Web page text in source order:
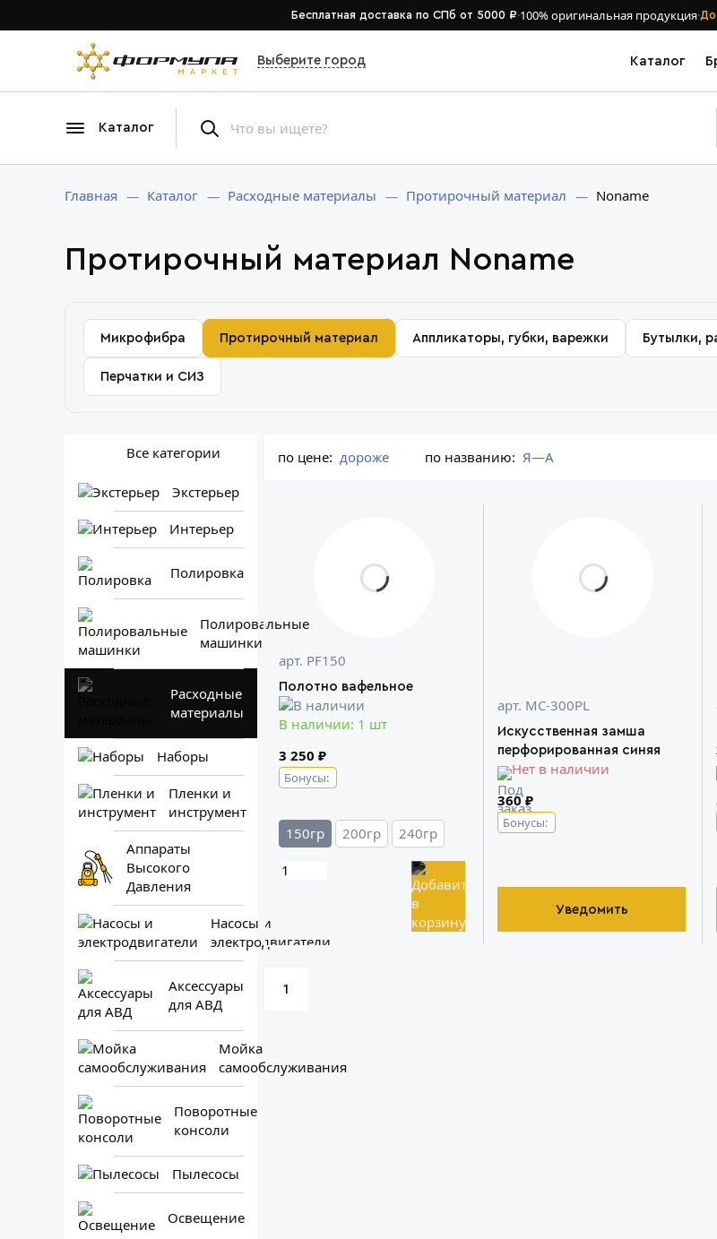
Бесплатная доставка по СПб от 5000 ₽·100% оригинальная продукция·
Выберите город Каталог
Каталог
Главная Каталог Расходные материалы Протирочный материал Noname
Протирочный материал Noname
Микрофибра Протирочный материал Аппликаторы, губки, варежки Бутылки,
Перчатки и СИЗ
Все категории
Экстерьер
Интерьер
Полировка
Полировальные
машинки
Расходные
материалы
Наборы
Пленки и
инструмент
Аппараты
Высокого
Давления
Насосы и
электродвигатели
Аксессуары
для АВД
Мойка
самообслуживания
Поворотные
консоли
Пылесосы
Освещение
по цене: дороже по названию: Я—А
арт. PF150
Полотно вафельное
В наличии: 1 шт
3 250 ₽
Бонусы:
150гр 200гр 240гр
арт. MC-300PL
Искусственная замша
перфорированная синяя
Нет в наличии
360 ₽
Бонусы:
Уведомить
1